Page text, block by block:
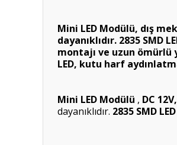
Mini LED Modülü, dış
dayanıklıdır. 2835 SMD
montajı ve uzun ömürlü
LED, kutu harf
Mini LED Modülü , DC 12V,
dayanıklıdır. 2835 SMD